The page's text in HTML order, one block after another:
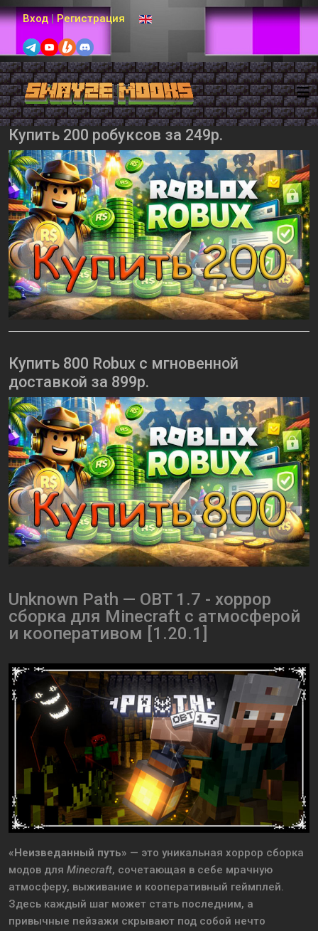
Вход | Регистрация Выберите язык
Купить 200 робуксов за 249р.
Купить 800 Robux с мгновенной
доставкой за 899р.
Unknown Path — OBT 1.7 - хоррор
сборка для Minecraft с атмосферой
и кооперативом [1.20.1]
«Неизведанный путь» — это уникальная хоррор сборка
модов для Minecraft, сочетающая в себе мрачную
атмосферу, выживание и кооперативный геймплей.
Здесь каждый шаг может стать последним, а
привычные пейзажи скрывают под собой нечто